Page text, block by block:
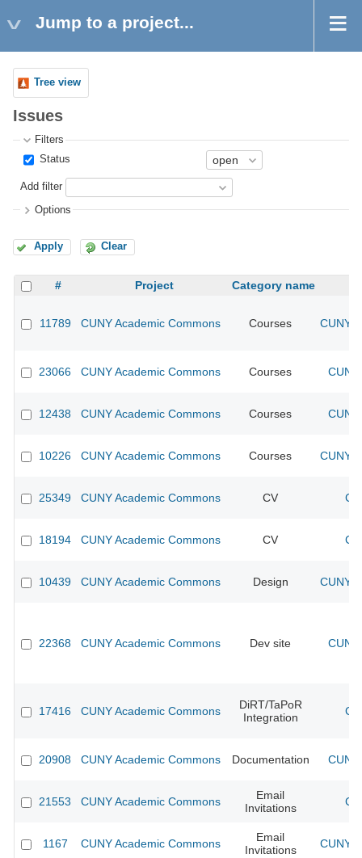
Jump to a project...
Tree view
Issues
Filters
Status
Add filter
Options
Apply Clear
# Project Category name
11789 CUNY Academic Commons Courses CUNY
23066 CUNY Academic Commons Courses
12438 CUNY Academic Commons Courses
10226 CUNY Academic Commons Courses CUNY
25349 CUNY Academic Commons CV
18194 CUNY Academic Commons CV
10439 CUNY Academic Commons Design CUNY
22368 CUNY Academic Commons Dev site
17416 CUNY Academic Commons
DiRT/TaPoR
Integration
20908 CUNY Academic Commons Documentation
21553 CUNY Academic Commons
Email
Invitations
1167 CUNY Academic Commons
Email
Invitations
CUNY